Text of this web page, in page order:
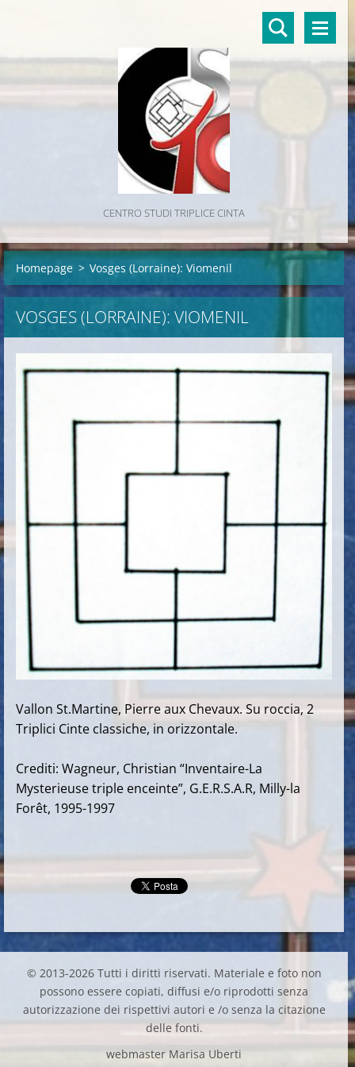
CENTRO STUDI TRIPLICE CINTA
Homepage > Vosges (Lorraine): Viomenil
VOSGES (LORRAINE): VIOMENIL
Vallon St.Martine, Pierre aux Chevaux. Su roccia, 2
Triplici Cinte classiche, in orizzontale.
Crediti: Wagneur, Christian “Inventaire-La
Mysterieuse triple enceinte”, G.E.R.S.A.R, Milly-la
Forêt, 1995-1997
© 2013-2026 Tutti i diritti riservati. Materiale e foto non
possono essere copiati, diffusi e/o riprodotti senza
autorizzazione dei rispettivi autori e /o senza la citazione
delle fonti.
webmaster Marisa Uberti